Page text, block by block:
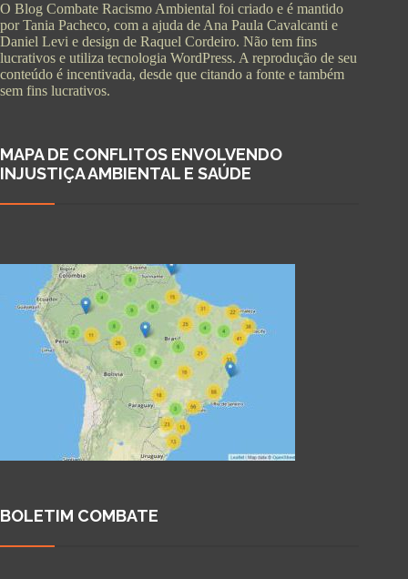
O Blog Combate Racismo Ambiental foi criado e é mantido
por Tania Pacheco, com a ajuda de Ana Paula Cavalcanti e
Daniel Levi e design de Raquel Cordeiro. Não tem fins
lucrativos e utiliza tecnologia WordPress. A reprodução de seu
conteúdo é incentivada, desde que citando a fonte e também
sem fins lucrativos.
MAPA DE CONFLITOS ENVOLVENDO
INJUSTIÇA AMBIENTAL E SAÚDE
BOLETIM COMBATE